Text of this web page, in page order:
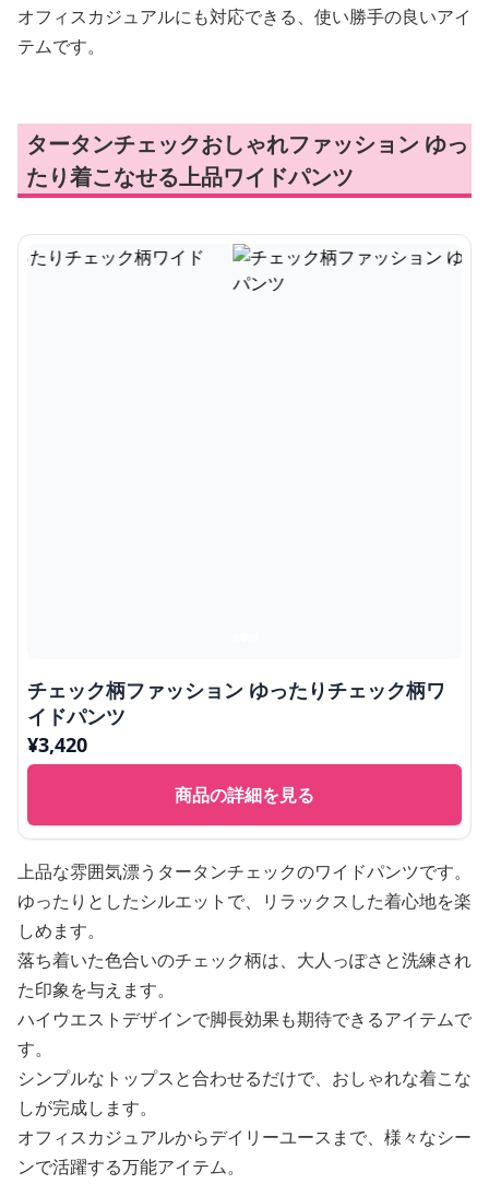
オフィスカジュアルにも対応できる、使い勝手の良いアイ
テムです。
タータンチェックおしゃれファッション ゆっ
たり着こなせる上品ワイドパンツ
チェック柄ファッション ゆったりチェック柄ワ
イドパンツ
¥3,420
商品の詳細を見る
上品な雰囲気漂うタータンチェックのワイドパンツです。
ゆったりとしたシルエットで、リラックスした着心地を楽
しめます。
落ち着いた色合いのチェック柄は、大人っぽさと洗練され
た印象を与えます。
ハイウエストデザインで脚長効果も期待できるアイテムで
す。
シンプルなトップスと合わせるだけで、おしゃれな着こな
しが完成します。
オフィスカジュアルからデイリーユースまで、様々なシー
ンで活躍する万能アイテム。